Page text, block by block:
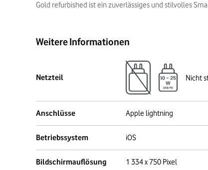
Gold refurbished ist ein zuverlässiges und stilvolles
Weitere Informationen
Netzteil Nicht
Anschlüsse Apple lightning
Betriebssystem iOS
Bildschirmauflösung 1 334 x 750 Pixel